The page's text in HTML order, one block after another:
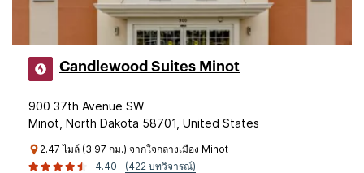
Candlewood Suites Minot
900 37th Avenue SW
Minot, North Dakota 58701, United States
2.47 ไมล์ (3.97 กม.) จากใจกลางเมือง Minot
4.40
(422 บทวิจารณ์)